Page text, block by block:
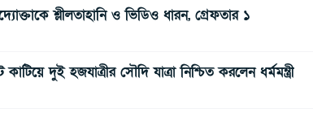
শ্লীলতাহানি ও ভিডিও ধারন, গ্রেফতার ১
দুই হজযাত্রীর সৌদি যাত্রা নিশ্চিত করলেন ধর্মমন্ত্রী